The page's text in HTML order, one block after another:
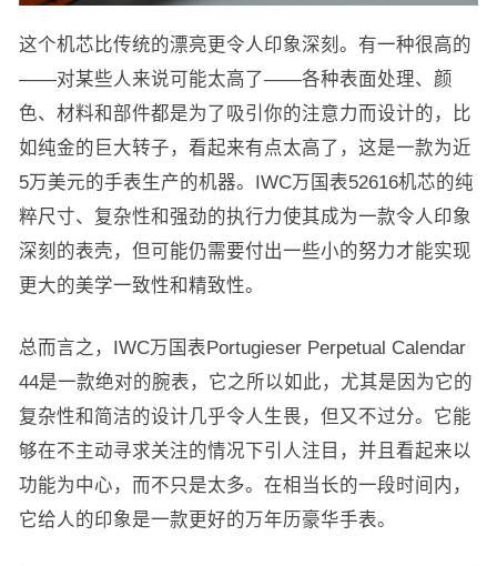
这个机芯比传统的漂亮更令人印象深刻。有一种很高的
——对某些人来说可能太高了——各种表面处理、颜
色、材料和部件都是为了吸引你的注意力而设计的，比
如纯金的巨大转子，看起来有点太高了，这是一款为近
5万美元的手表生产的机器。IWC万国表52616机芯的纯
粹尺寸、复杂性和强劲的执行力使其成为一款令人印象
深刻的表壳，但可能仍需要付出一些小的努力才能实现
更大的美学一致性和精致性。
总而言之，IWC万国表Portugieser Perpetual Calendar
44是一款绝对的腕表，它之所以如此，尤其是因为它的
复杂性和简洁的设计几乎令人生畏，但又不过分。它能
够在不主动寻求关注的情况下引人注目，并且看起来以
功能为中心，而不只是太多。在相当长的一段时间内，
它给人的印象是一款更好的万年历豪华手表。